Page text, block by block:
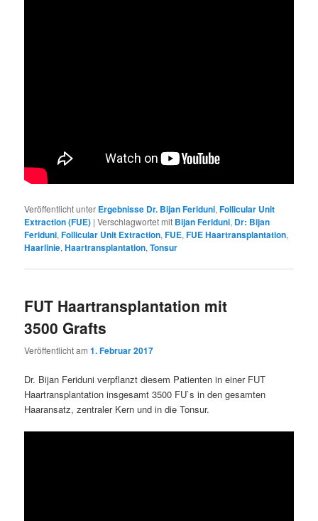
Veröffentlicht unter Ergebnisse Dr. Bijan Feriduni,Follicular Unit
Extraction (FUE) |Verschlagwortet mit Bijan Feriduni, Dr: Bijan
Feriduni,Follicular Unit Extraction,FUE,FUE Haartransplantation,
Haarlinie,Haartransplantation,Tonsur
FUT Haartransplantation mit
3500 Grafts
Veröffentlicht am1. Februar 2017
Dr. Bijan Feriduni verpflanzt diesem Patienten in einer FUT
Haartransplantation insgesamt 3500 FU`s in den gesamten
Haaransatz, zentraler Kern und in die Tonsur.